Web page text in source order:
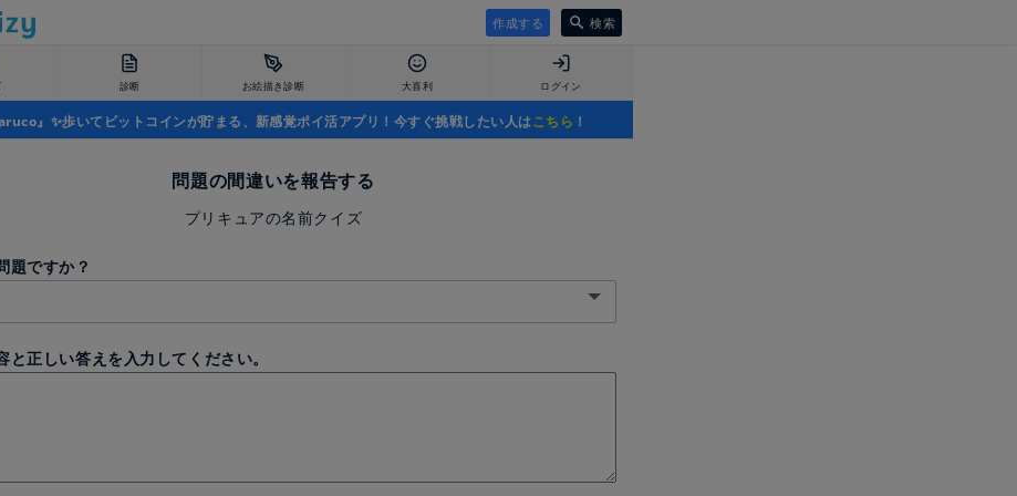
作成する 検索
診断 お絵描き診断 大喜利 ログイン
』✨歩いてビットコインが貯まる、新感覚ポイ活アプリ！今すぐ挑戦したい人はこちら ！
問題の間違いを報告する
プリキュアの名前クイズ
題ですか？
と正しい答えを入力してください。